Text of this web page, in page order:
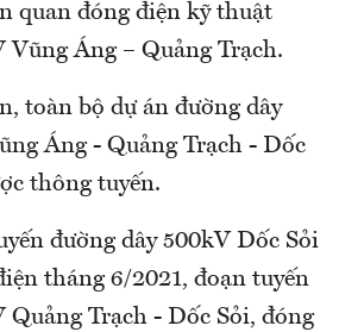
quan đóng điện kỹ thuật
Vũng Áng – Quảng Trạch.
toàn bộ dự án đường dây
Áng - Quảng Trạch - Dốc
thông tuyến.
đường dây 500kV Dốc Sỏi
tháng 6/2021, đoạn tuyến
Quảng Trạch - Dốc Sỏi, đóng